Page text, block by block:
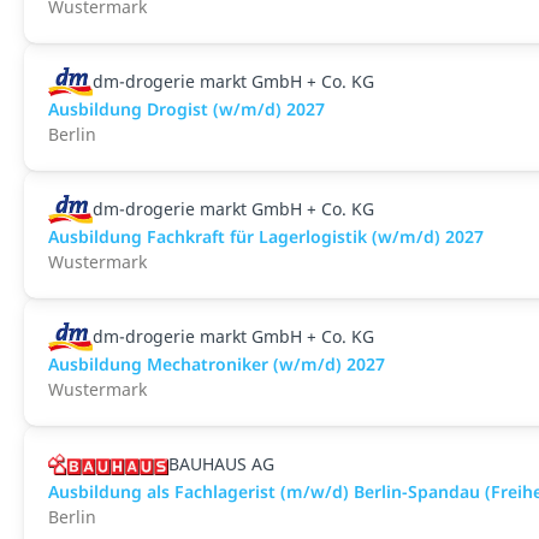
Wustermark
dm-drogerie markt GmbH + Co. KG
Ausbildung Drogist (w/m/d) 2027
Berlin
dm-drogerie markt GmbH + Co. KG
Ausbildung Fachkraft für Lagerlogistik (w/m/d) 2027
Wustermark
dm-drogerie markt GmbH + Co. KG
Ausbildung Mechatroniker (w/m/d) 2027
Wustermark
BAUHAUS AG
Ausbildung als Fachlagerist (m/w/d) Berlin-Spandau
Berlin